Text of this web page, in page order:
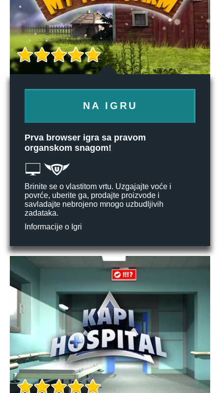
NA IGRU
Prva browser igra sa pravom
organskom snagom!
Brinite se o vlastitom vrtu. Uzgajajte voće i
povrće, uberite ga, prodajte proizvode i
savladajte nebrojeno mnogo uzbudljivih
zadataka.
Informacije o Igri